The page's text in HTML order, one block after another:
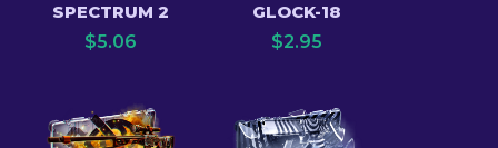
SPECTRUM 2
$5.06
GLOCK-18
$2.95